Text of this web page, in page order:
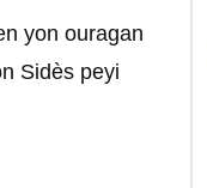
yon ouragan
Sidès peyi